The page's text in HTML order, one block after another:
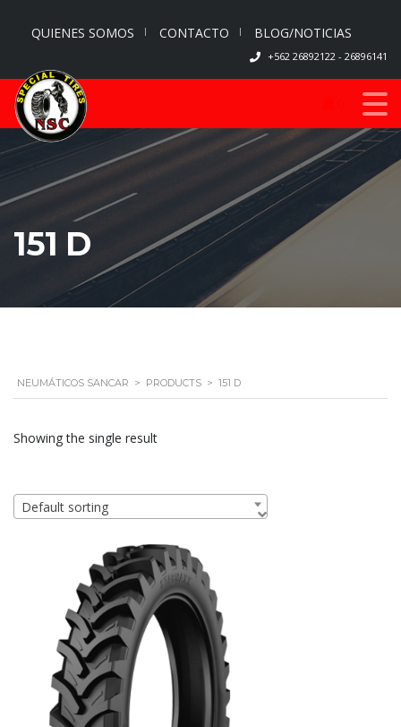
QUIENES SOMOS CONTACTO BLOG/NOTICIAS
+562 26892122 - 26896141
151 D
NEUMÁTICOS SANCAR > PRODUCTS > 151 D
Showing the single result
Default sorting